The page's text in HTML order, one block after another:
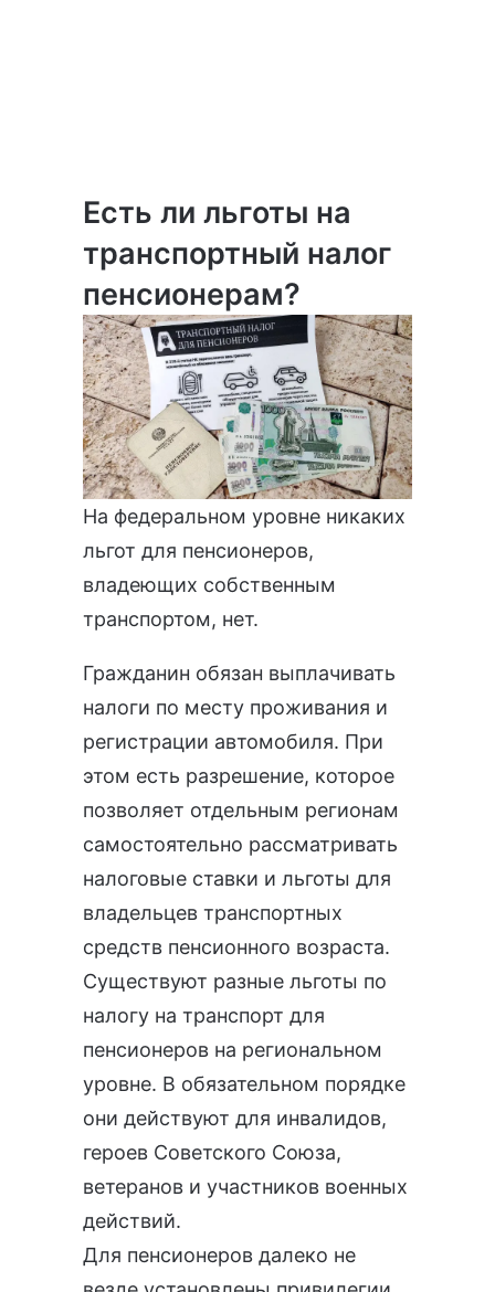
Есть ли льготы на
транспортный налог
пенсионерам?
На федеральном уровне никаких
льгот для пенсионеров,
владеющих собственным
транспортом, нет.
Гражданин обязан выплачивать
налоги по месту проживания и
регистрации автомобиля. При
этом есть разрешение, которое
позволяет отдельным регионам
самостоятельно рассматривать
налоговые ставки и льготы для
владельцев транспортных
средств пенсионного возраста.
Существуют разные льготы по
налогу на транспорт для
пенсионеров на региональном
уровне. В обязательном порядке
они действуют для инвалидов,
героев Советского Союза,
ветеранов и участников военных
действий.
Для пенсионеров далеко не